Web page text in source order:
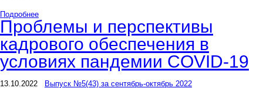
Подробнее
Проблемы и перспективы
кадрового обеспечения в
условиях пандемии COVID-19
13.10.2022
Выпуск №5(43) за сентябрь-октябрь 2022